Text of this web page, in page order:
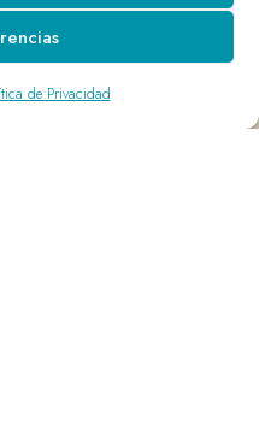
de Privacidad